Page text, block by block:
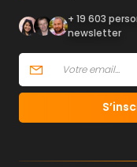
+ 19 603
newsletter